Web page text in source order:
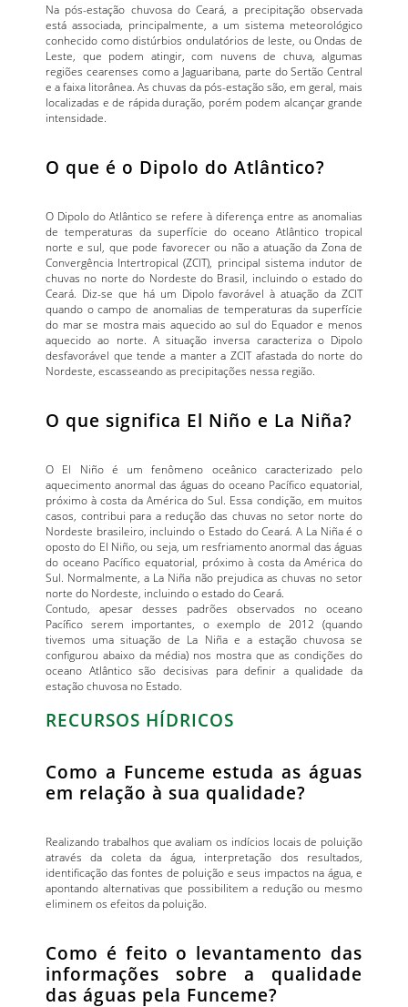
Na pós-estação chuvosa do Ceará, a precipitação observada
está associada, principalmente, a um sistema meteorológico
conhecido como distúrbios ondulatórios de leste, ou Ondas de
Leste, que podem atingir, com nuvens de chuva, algumas
regiões cearenses como a Jaguaribana, parte do Sertão Central
e a faixa litorânea. As chuvas da pós-estação são, em geral, mais
localizadas e de rápida duração, porém podem alcançar grande
intensidade.
O que é o Dipolo do Atlântico?
O Dipolo do Atlântico se refere à diferença entre as anomalias
de temperaturas da superfície do oceano Atlântico tropical
norte e sul, que pode favorecer ou não a atuação da Zona de
Convergência Intertropical (ZCIT), principal sistema indutor de
chuvas no norte do Nordeste do Brasil, incluindo o estado do
Ceará. Diz-se que há um Dipolo favorável à atuação da ZCIT
quando o campo de anomalias de temperaturas da superfície
do mar se mostra mais aquecido ao sul do Equador e menos
aquecido ao norte. A situação inversa caracteriza o Dipolo
desfavorável que tende a manter a ZCIT afastada do norte do
Nordeste, escasseando as precipitações nessa região.
O que significa El Niño e La Niña?
O El Niño é um fenômeno oceânico caracterizado pelo
aquecimento anormal das águas do oceano Pacífico equatorial,
próximo à costa da América do Sul. Essa condição, em muitos
casos, contribui para a redução das chuvas no setor norte do
Nordeste brasileiro, incluindo o Estado do Ceará. A La Niña é o
oposto do El Niño, ou seja, um resfriamento anormal das águas
do oceano Pacífico equatorial, próximo à costa da América do
Sul. Normalmente, a La Niña não prejudica as chuvas no setor
norte do Nordeste, incluindo o estado do Ceará.
Contudo, apesar desses padrões observados no oceano
Pacífico serem importantes, o exemplo de 2012 (quando
tivemos uma situação de La Niña e a estação chuvosa se
configurou abaixo da média) nos mostra que as condições do
oceano Atlântico são decisivas para definir a qualidade da
estação chuvosa no Estado.
RECURSOS HÍDRICOS
Como a Funceme estuda as águas
em relação à sua qualidade?
Realizando trabalhos que avaliam os indícios locais de poluição
através da coleta da água, interpretação dos resultados,
identificação das fontes de poluição e seus impactos na água, e
apontando alternativas que possibilitem a redução ou mesmo
eliminem os efeitos da poluição.
Como é feito o levantamento das
informações sobre a qualidade
das águas pela Funceme?